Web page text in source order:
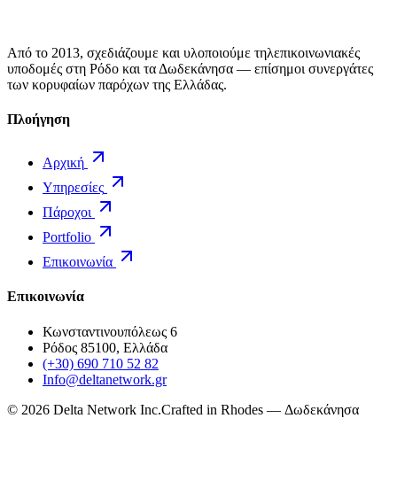
Από το 2013, σχεδιάζουμε και υλοποιούμε τηλεπικοινωνιακές
υποδομές στη Ρόδο και τα Δωδεκάνησα — επίσημοι συνεργάτες
των κορυφαίων παρόχων της Ελλάδας.
Πλοήγηση
Αρχική
Υπηρεσίες
Πάροχοι
Portfolio
Επικοινωνία
Επικοινωνία
Κωνσταντινουπόλεως 6
Ρόδος 85100, Ελλάδα
(+30) 690 710 52 82
Info@deltanetwork.gr
© 2026 Delta Network Inc.Crafted in Rhodes — Δωδεκάνησα